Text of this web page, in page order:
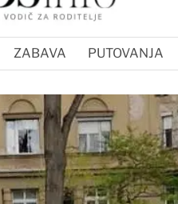
ZABAVA PUTOVANJA